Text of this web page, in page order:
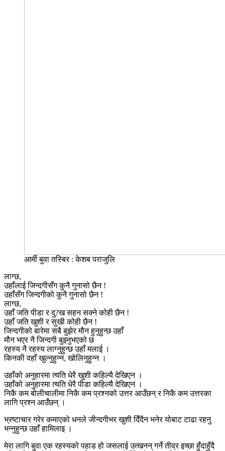
आर्मी बुवा तस्बिर : केशब पराजुलि
लाग्छ,
उहाँलाई जिन्दगीसँग कुनै गुनासो छैन !
उहाँसँग जिन्दगीको कुनै गुनासो छैन !
लाग्छ,
उहाँ जति पीडा र दु?ख सहन सक्ने कोही छैन !
उहाँ जति खुशी र सुखी कोही छैन !
जिन्दगीको बारेमा सबै बुझेर मौन हुनुहुन्छ उहाँ
मौन भएर नै जिन्दगी बुझ्नुभएको छ
रहस्य नै रहस्य लाग्नुहुन्छ उहाँ मलाई ।
किनकी वहाँ खुल्नुहुन्न, खोलिनुहुन्न ।
उहाँको अनुहारमा त्यति धेरै खुशी कहिल्यै देखिएन ।
उहाँको अनुहारमा त्यति धेरै पीडा कहिल्यै देखिएन ।
निकै कम बोलीचालीमा निकै कम प्रश्नको उत्तर आउँछन् र निकै कम उत्तरका
लागि प्रश्न आउँछन् ।
भ्रष्टाचार गरेर कमाएको धनले जीन्दगीभर खुशी दिँदैन भनेर योबाट टाढा रहनु
भन्नुहुन्छ उहाँ हामिलाइ ।
मेरा लागि बुवा एक रहस्यको पहाड हो जसलाई उत्खनन् गर्ने तीव्र इच्छा हुँदाहुँदै